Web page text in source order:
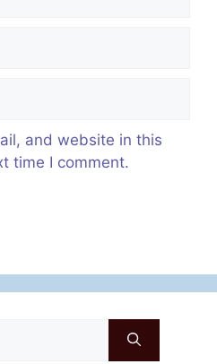
and website in this
time I comment.